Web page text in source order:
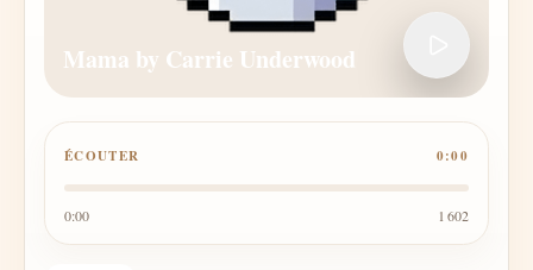
Mama by Carrie Underwood
ÉCOUTER 0:00
0:00 1 602